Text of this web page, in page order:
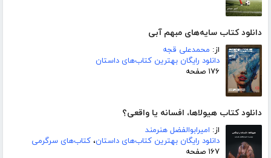
دانلود کتاب سایه‌های مبهم آبی
از: محمدعلی قجه
دانلود رایگان بهترین کتاب‌های داستان
۱۷۶ صفحه
دانلود کتاب هیولاها، افسانه یا واقعی؟
از: امیرابوالفضل هنرمند
دانلود رایگان بهترین کتاب‌های داستان، کتاب‌های سرگرمی
۱۶۷ صفحه